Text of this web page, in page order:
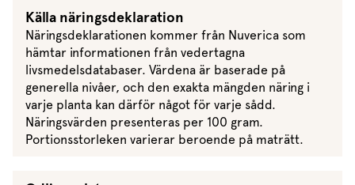
Källa näringsdeklaration
Näringsdeklarationen kommer från Nuverica som
hämtar informationen från vedertagna
livsmedelsdatabaser. Värdena är baserade på
generella nivåer, och den exakta mängden näring i
varje planta kan därför något för varje sådd.
Näringsvärden presenteras per 100 gram.
Portionsstorleken varierar beroende på maträtt.